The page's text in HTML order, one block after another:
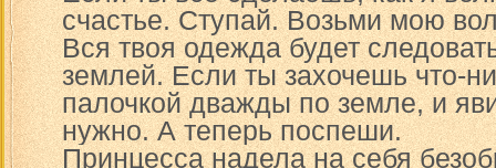
счастье. Ступай. Возьми мою
Вся твоя одежда будет
землей. Если ты захочешь что-
палочкой дважды по земле, и
нужно. А теперь поспеши.
Принцесса надела на себя